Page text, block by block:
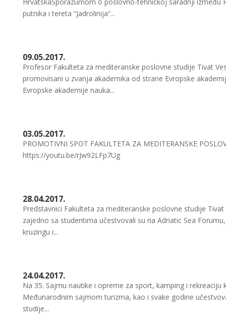
putnika i tereta “Jadrolinija“...
09.05.2017.
Profesor Fakulteta za mediteranske poslovne studije Tivat
promovisani u zvanja akademika od strane Evropske
Evropske akademije nauka...
03.05.2017.
PROMOTIVNI SPOT FAKULTETA ZA MEDITERANSKE
https://youtu.be/rJw92LFp7Ug
28.04.2017.
Predstavnici Fakulteta za mediteranske poslovne studije
zajedno sa studentima učestvovali su na Adriatic Sea
kruzingu i...
24.04.2017.
Na 35. Sajmu nautike i opreme za sport, kamping i
Međunarodnim sajmom turizma, kao i svake godine
studije...